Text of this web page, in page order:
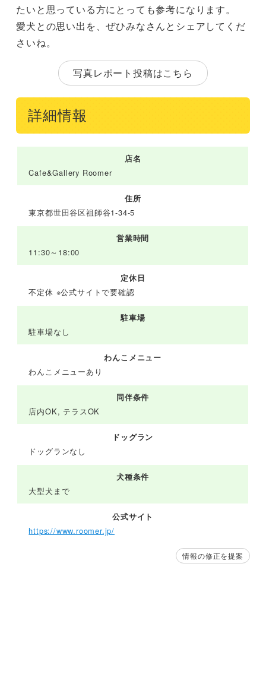
たいと思っている方にとっても参考になります。
愛犬との思い出を、ぜひみなさんとシェアしてくだ
さいね。
写真レポート投稿はこちら
詳細情報
店名
Cafe&Gallery Roomer
住所
東京都世田谷区祖師谷1-34-5
営業時間
11:30～18:00
定休日
不定休 ※公式サイトで要確認
駐車場
駐車場なし
わんこメニュー
わんこメニューあり
同伴条件
店内OK, テラスOK
ドッグラン
ドッグランなし
犬種条件
大型犬まで
公式サイト
https://www.roomer.jp/
情報の修正を提案